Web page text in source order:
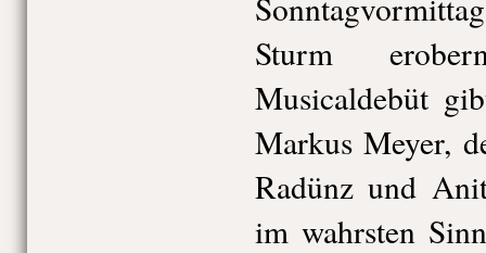
Sturm
Musicaldebüt
Markus Meyer,
Radünz und
im wahrsten